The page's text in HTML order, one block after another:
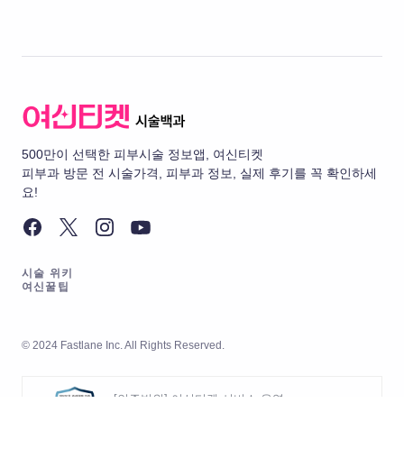
500만이 선택한 피부시술 정보앱, 여신티켓
피부과 방문 전 시술가격, 피부과 정보, 실제 후기를 꼭 확인하세
요!
시술 위키
여신꿀팁
© 2024 Fastlane Inc. All Rights Reserved.
[인증범위] 여신티켓 서비스 운영